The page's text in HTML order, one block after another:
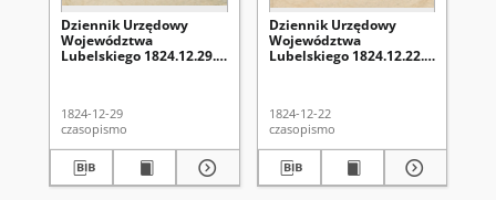
Dziennik Urzędowy
Województwa
Lubelskiego 1824.12.29.
1824-12-29
czasopismo
Dziennik Urzędowy
Województwa
Lubelskiego 1824.12.22.
1824-12-22
czasopismo